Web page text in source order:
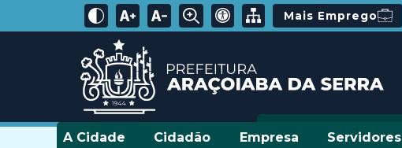
Mais Emprego
A Cidade Cidadão Empresa Servidores